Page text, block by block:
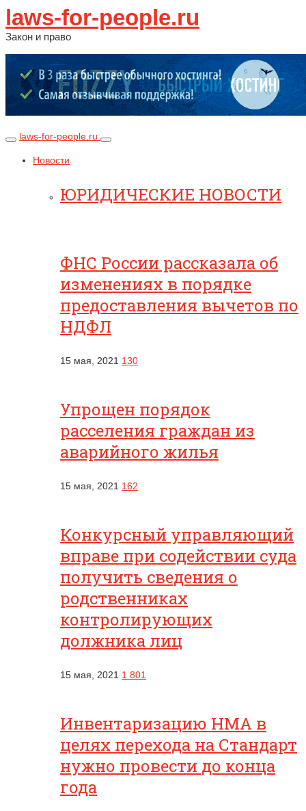
laws-for-people.ru
Закон и право
laws-for-people.ru
Новости
ЮРИДИЧЕСКИЕ НОВОСТИ
ФНС России рассказала об
изменениях в порядке
предоставления вычетов по
НДФЛ
15 мая, 2021 130
Упрощен порядок
расселения граждан из
аварийного жилья
15 мая, 2021 162
Конкурсный управляющий
вправе при содействии суда
получить сведения о
родственниках
контролирующих
должника лиц
15 мая, 2021 1 801
Инвентаризацию НМА в
целях перехода на Стандарт
нужно провести до конца
года